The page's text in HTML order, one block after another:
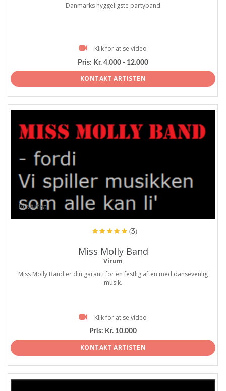
Danmarks hyggeligste partyband
Klik for at se video
Pris: Kr. 4.000 - 12.000
KONTAKT ARTISTEN
ProArtist
(3)
Miss Molly Band
Virum
Miss Molly Band er din garanti for en festlig aften med dansevenlig
musik.
Klik for at se video
Pris: Kr. 10.000
KONTAKT ARTISTEN